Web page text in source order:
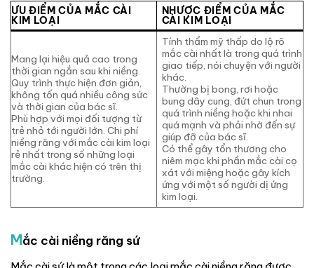
ƯU ĐIỂM CỦA MẮC CÀI
KIM LOẠI
NHƯỢC ĐIỂM CỦA MẮC
CÀI KIM LOẠI
Mang lại hiệu quả cao trong
thời gian ngắn sau khi niềng.
Quy trình thực hiện đơn giản,
không tốn quá nhiều công sức
và thời gian của bác sĩ.
Phù hợp với mọi đối tượng từ
trẻ nhỏ tới người lớn. Chi phí
niềng răng với mắc cài kim loại
rẻ nhất trong số những loại
mắc cài khác hiện có trên thị
trường.
Tính thẩm mỹ thấp do lộ rõ
mắc cài nhất là trong quá trình
giao tiếp, nói chuyện với người
khác.
Thường bị bong, rơi hoặc
bung dây cung, đứt chun trong
quá trình niềng hoặc khi nhai
quá mạnh và phải nhờ đến sự
giúp đỡ của bác sĩ.
Có thể gây tổn thương cho
niêm mạc khi phần mắc cài cọ
xát với miệng hoặc gây kích
ứng với một số người dị ứng
kim loại.
Mắc cài niềng răng sứ